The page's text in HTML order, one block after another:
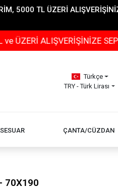
5000 TL ÜZERİ
SEPETTE
Türkçe
TRY - Türk Lirası
ÇANTA/CÜZDAN
70X190